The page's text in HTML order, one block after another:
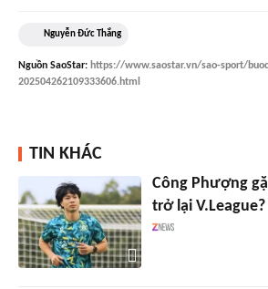
Nguyễn Đức Thắng
Nguồn SaoStar: https://www.saostar.vn/sao-sport/
202504262109333606.html
TIN KHÁC
Công Phượng
trở lại V.League?